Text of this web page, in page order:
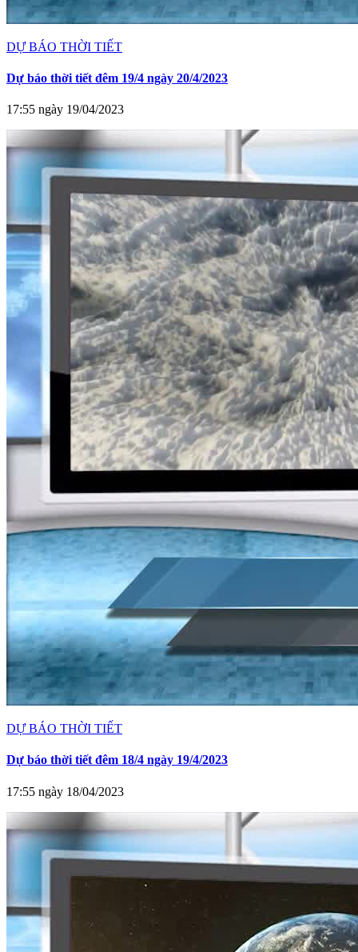
DỰ BÁO THỜI TIẾT
Dự báo thời tiết đêm 19/4 ngày 20/4/2023
17:55 ngày 19/04/2023
DỰ BÁO THỜI TIẾT
Dự báo thời tiết đêm 18/4 ngày 19/4/2023
17:55 ngày 18/04/2023